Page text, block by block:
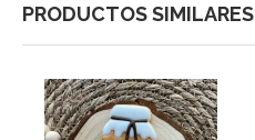
PRODUCTOS SIMILARES